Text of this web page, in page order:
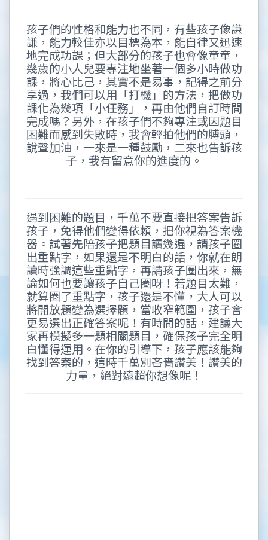
孩子們的性格和能力也不同，有些孩子像謙
謙，能力較佳亦以目標為本，能自律又迅速
地完成功課；但大部分的孩子也會像童童，
幾歲的小人兒要專注地坐著一個多小時做功
課，將心比己，其實不是易事，記得之前分
享過，我們可以用「打機」的方法，把做功
課化為幾項「小任務」，再由他們自訂時間
完成嗎？另外，在孩子們不夠專注或因題目
困難而感到失敗時，我會輕拍他們的膊頭，
說聲加油，一來是一種鼓勵，二來也告訴孩
子，我有留意你的進度的。
遇到困難的題目，千萬不要直接把答案告訴
孩子，免得他們變得依賴，把你視為答案機
器。試著先陪孩子把題目讀幾遍，請孩子圈
出重點字，如果還是不明白的話，你就在朗
讀時強調這些重點字，再請孩子圈出來，無
論如何也要讓孩子自己圈呀！若題目太難，
就算圈了重點字，孩子還是不懂，大人可以
將開放題變為選擇題，當收窄範圍，孩子會
更易選出正確答案呢！有時間的話，建議大
家再模擬多一題相關題目，確保孩子完全明
白懂得運用。在你的引導下，孩子應該能夠
找到答案的，這時千萬別吝嗇讚美！讚美的
力量，絕對遠超你想像呢！